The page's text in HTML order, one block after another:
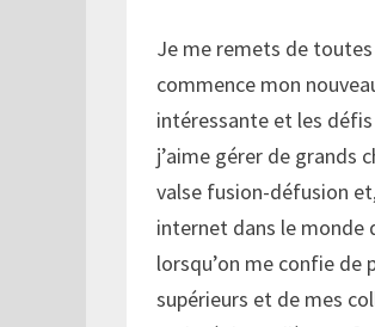
Je me remets de
commence mon
intéressante et les défis
j’aime gérer de grands
valse fusion-défusion
internet dans le monde
lorsqu’on me confie de
supérieurs et de mes